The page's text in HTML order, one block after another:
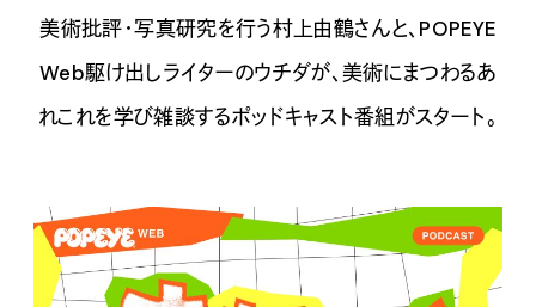
美術批評・写真研究を行う村上由鶴さんと、POPEYE
Web駆け出しライターのウチダが、美術にまつわるあ
れこれを学び雑談するポッドキャスト番組がスタート。